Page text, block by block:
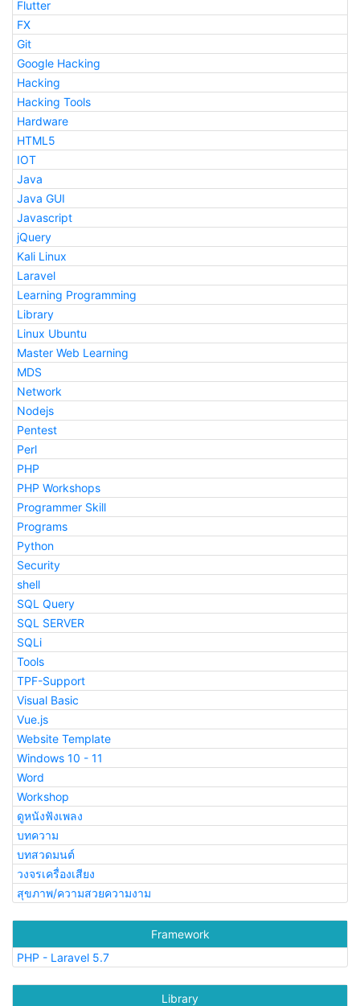
Flutter
FX
Git
Google Hacking
Hacking
Hacking Tools
Hardware
HTML5
IOT
Java
Java GUI
Javascript
jQuery
Kali Linux
Laravel
Learning Programming
Library
Linux Ubuntu
Master Web Learning
MDS
Network
Nodejs
Pentest
Perl
PHP
PHP Workshops
Programmer Skill
Programs
Python
Security
shell
SQL Query
SQL SERVER
SQLi
Tools
TPF-Support
Visual Basic
Vue.js
Website Template
Windows 10 - 11
Word
Workshop
ดูหนังฟังเพลง
บทความ
บทสวดมนต์
วงจรเครื่องเสียง
สุขภาพ/ความสวยความงาม
Framework
PHP - Laravel 5.7
Library